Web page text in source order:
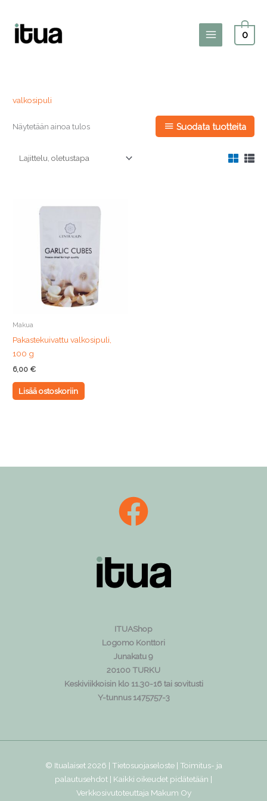
Main
0
valkosipuli
Näytetään ainoa tulos Suodata tuotteita
Makua
Pakastekuivattu valkosipuli,
100 g
6,00 €
Lisää ostoskoriin
ITUAShop
Logomo Konttori
Junakatu 9
20100 TURKU
Keskiviikkoisin klo 11.30-16 tai sovitusti
Y-tunnus 1475757-3
© Itualaiset 2026 | Tietosuojaseloste| Toimitus- ja
palautusehdot | Kaikki oikeudet pidätetään |
Verkkosivutoteuttaja Makum Oy